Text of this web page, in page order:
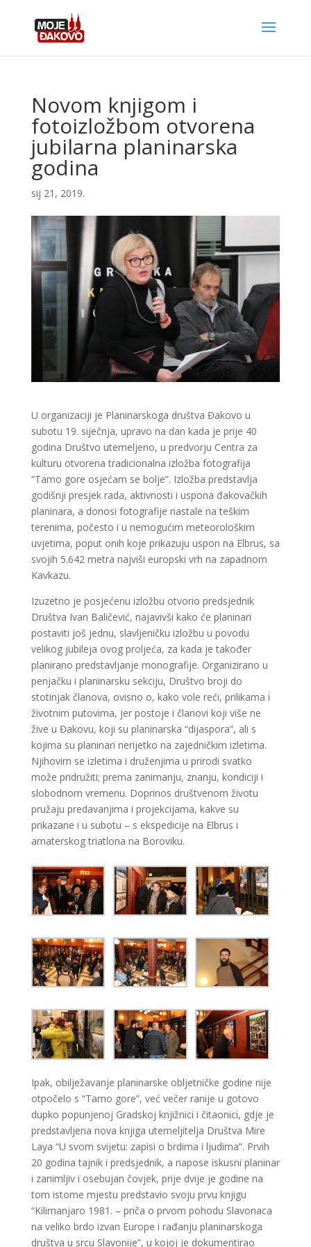
Novom knjigom i
fotoizložbom otvorena
jubilarna planinarska
godina
sij 21, 2019.
U organizaciji je Planinarskoga društva Đakovo u
subotu 19. siječnja, upravo na dan kada je prije 40
godina Društvo utemeljeno, u predvorju Centra za
kulturu otvorena tradicionalna izložba fotografija
“Tamo gore osjećam se bolje”. Izložba predstavlja
godišnji presjek rada, aktivnosti i uspona đakovačkih
planinara, a donosi fotografije nastale na teškim
terenima, počesto i u nemogućim meteorološkim
uvjetima, poput onih koje prikazuju uspon na Elbrus, sa
svojih 5.642 metra najviši europski vrh na zapadnom
Kavkazu.
Izuzetno je posjećenu izložbu otvorio predsjednik
Društva Ivan Baličević, najavivši kako će planinari
postaviti još jednu, slavljeničku izložbu u povodu
velikog jubileja ovog proljeća, za kada je također
planirano predstavljanje monografije. Organizirano u
penjačku i planinarsku sekciju, Društvo broji do
stotinjak članova, ovisno o, kako vole reći, prilikama i
životnim putovima, jer postoje i članovi koji više ne
žive u Đakovu, koji su planinarska “dijaspora”, ali s
kojima su planinari nerijetko na zajedničkim izletima.
Njihovim se izletima i druženjima u prirodi svatko
može pridružiti; prema zanimanju, znanju, kondiciji i
slobodnom vremenu. Doprinos društvenom životu
pružaju predavanjima i projekcijama, kakve su
prikazane i u subotu – s ekspedicije na Elbrus i
amaterskog triatlona na Boroviku.
Ipak, obilježavanje planinarske obljetničke godine nije
otpočelo s “Tamo gore”, već večer ranije u gotovo
dupko popunjenoj Gradskoj knjižnici i čitaonici, gdje je
predstavljena nova knjiga utemeljitelja Društva Mire
Laya “U svom svijetu: zapisi o brdima i ljudima”. Prvih
20 godina tajnik i predsjednik, a napose iskusni planinar
i zanimljiv i osebujan čovjek, prije dvije je godine na
tom istome mjestu predstavio svoju prvu knjigu
“Kilimanjaro 1981. – priča o prvom pohodu Slavonaca
na veliko brdo izvan Europe i rađanju planinarskoga
društva u srcu Slavonije”, u kojoj je dokumentirao